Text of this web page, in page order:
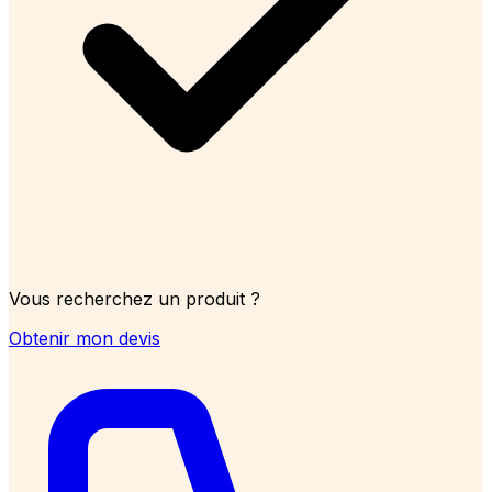
Vous recherchez un produit ?
Obtenir mon devis